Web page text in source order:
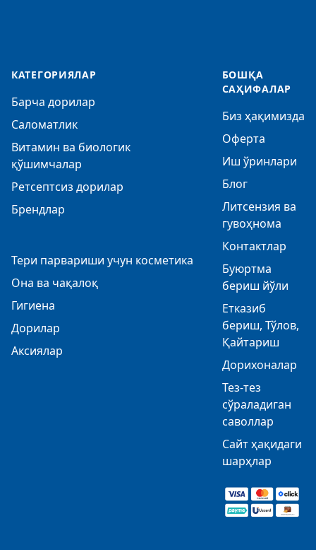
КАТЕГОРИЯЛАР
Барча дорилар
Саломатлик
Витамин ва биологик
қўшимчалар
Ретсептсиз дорилар
Брендлар
Тери парвариши учун косметика
Она ва чақалоқ
Гигиена
Дорилар
Аксиялар
БОШҚА
САҲИФАЛАР
Биз ҳақимизда
Оферта
Иш ўринлари
Блог
Литсензия ва
гувоҳнома
Контактлар
Буюртма
бериш йўли
Етказиб
бериш, Тўлов,
Қайтариш
Дорихоналар
Тез-тез
сўраладиган
саволлар
Сайт ҳақидаги
шарҳлар